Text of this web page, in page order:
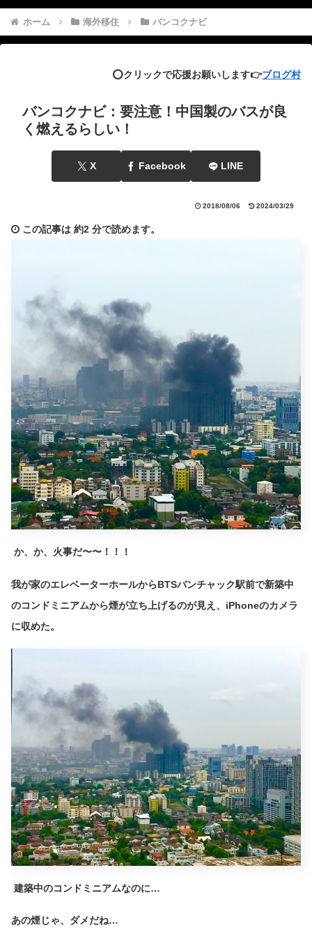
ホーム 海外移住 バンコクナビ
⭕️クリックで応援お願いします👉ブログ村
バンコクナビ：要注意！中国製のバスが良
く燃えるらしい！
X Facebook LINE
2018/08/06 2024/03/29
この記事は 約2 分で読めます。
か、か、火事だ〜〜！！！
我が家のエレベーターホールからBTSバンチャック駅前で新築中
のコンドミニアムから煙が立ち上げるのが見え、iPhoneのカメラ
に収めた。
建築中のコンドミニアムなのに…
あの煙じゃ、ダメだね…